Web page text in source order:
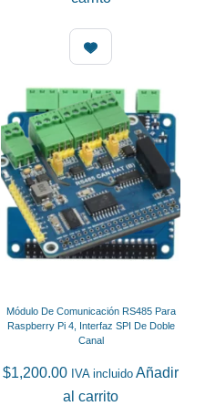
Módulo De Comunicación RS485 Para
Raspberry Pi 4, Interfaz SPI De Doble
Canal
$1,200.00 IVA incluido Añadir
al carrito